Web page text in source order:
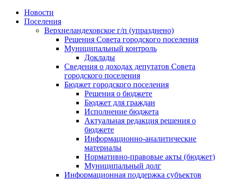
Skip
Новости
Поселения
Верхнеландеховское г/п (упразднено)
Решения Совета городского поселения
Муниципальный контроль
Доклады
Сведения о доходах депутатов Совета
городского поселения
Бюджет городского поселения
Решения о бюджете
Бюджет для граждан
Исполнение бюджета
Актуальная редакция решения о
бюджете
Информационно-аналитические
материалы
Нормативно-правовые акты (бюджет)
Муниципальный долг
Информационная поддержка субъектов